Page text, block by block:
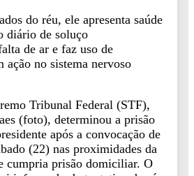
do réu, ele apresenta saúde
diário de soluço
de ar e faz uso de
ação no sistema nervoso
Tribunal Federal (STF),
(foto), determinou a prisão
após a convocação de
(22) nas proximidades da
cumpria prisão domiciliar. O